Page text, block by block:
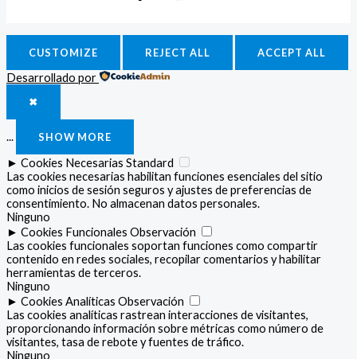
CUSTOMIZE REJECT ALL ACCEPT ALL
Desarrollado por
✖
... SHOW MORE
► Cookies Necesarias Standard
Las cookies necesarias habilitan funciones esenciales del sitio
como inicios de sesión seguros y ajustes de preferencias de
consentimiento. No almacenan datos personales.
Ninguno
► Cookies Funcionales Observación
Las cookies funcionales soportan funciones como compartir
contenido en redes sociales, recopilar comentarios y habilitar
herramientas de terceros.
Ninguno
► Cookies Analíticas Observación
Las cookies analíticas rastrean interacciones de visitantes,
proporcionando información sobre métricas como número de
visitantes, tasa de rebote y fuentes de tráfico.
Ninguno